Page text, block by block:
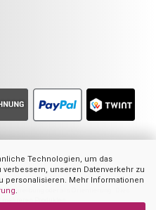
Technologien, um das
unseren Datenverkehr zu
personalisieren. Mehr Informationen
.
das angebotene Produkt zwingend
oder als Orientierung. Dies